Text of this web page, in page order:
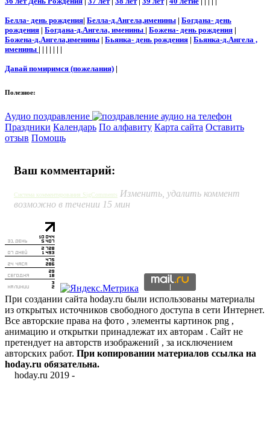
Белла- день рождения| Белла-д.Ангела,именины | Богдана- день
рождения | Богдана-д.Ангела, именины | Божена- день рождения |
Божена-д.Ангела,именины | Бьянка- день рождения | Бьянка-д.Ангела ,
именины | | | | | | |
Давай помиримся (пожелания) |
Полезное:
Аудио поздравление
Праздники Календарь По алфавиту Карта сайта Оставить
отзыв Помощь
Ваш комментарий:
Система комментирования SigComments Изменить, удалить коммент
возможно в течении 15 мин
При создании сайта hoday.ru были использованы материалы
из открытых источников свободного доступа в сети Интернет.
Все авторские права на фото , элементы картинок png ,
анимацию и открытки принадлежат их авторам . Сайт не
претендует на авторств изображений , за исключением
авторских работ. При копировании материалов ссылка на
hoday.ru обязательна.
hoday.ru 2019 -